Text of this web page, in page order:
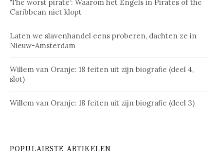
‘The worst pirate’: Waarom het Engels in Pirates of the
Caribbean niet klopt
Laten we slavenhandel eens proberen, dachten ze in
Nieuw-Amsterdam
Willem van Oranje: 18 feiten uit zijn biografie (deel 4,
slot)
Willem van Oranje: 18 feiten uit zijn biografie (deel 3)
POPULAIRSTE ARTIKELEN